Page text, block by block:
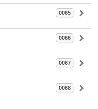
0065
0066
0067
0068